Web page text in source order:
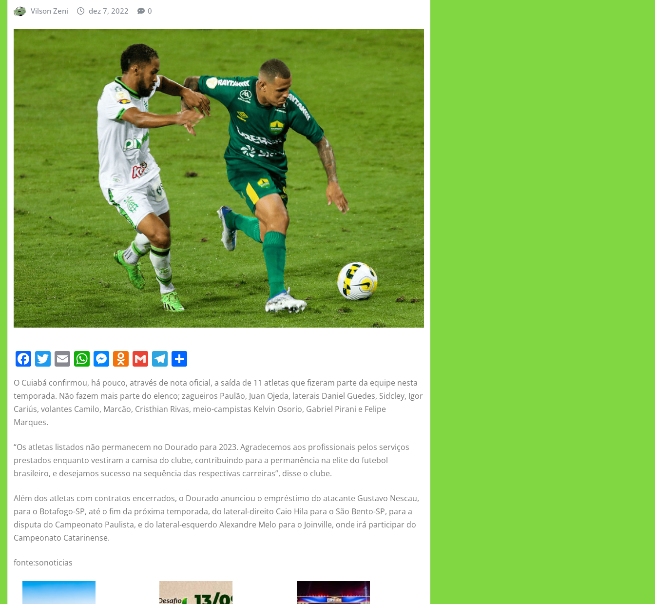
Vilson Zeni dez 7, 2022 0
F
a
c
e
b
o
k
T
it
te
E
ai
l
W
h
at
s
p
M
ss
e
er
O
n
o
ss
ni
ki
G
m
ai
l
T
e
gr
h
a
re
O Cuiabá confirmou, há pouco, através de nota oficial, a saída de 11 atletas que fizeram parte da equipe nesta
temporada. Não fazem mais parte do elenco; zagueiros Paulão, Juan Ojeda, laterais Daniel Guedes, Sidcley, Igor
Cariús, volantes Camilo, Marcão, Cristhian Rivas, meio-campistas Kelvin Osorio, Gabriel Pirani e Felipe
Marques.
“Os atletas listados não permanecem no Dourado para 2023. Agradecemos aos profissionais pelos serviços
prestados enquanto vestiram a camisa do clube, contribuindo para a permanência na elite do futebol
brasileiro, e desejamos sucesso na sequência das respectivas carreiras”, disse o clube.
Além dos atletas com contratos encerrados, o Dourado anunciou o empréstimo do atacante Gustavo Nescau,
para o Botafogo-SP, até o fim da próxima temporada, do lateral-direito Caio Hila para o São Bento-SP, para a
disputa do Campeonato Paulista, e do lateral-esquerdo Alexandre Melo para o Joinville, onde irá participar do
Campeonato Catarinense.
fonte:sonoticias